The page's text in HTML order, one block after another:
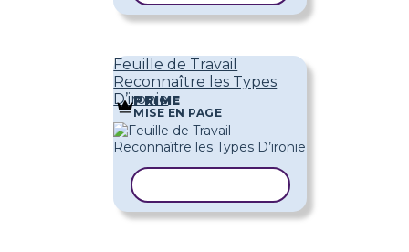
Feuille de Travail
Reconnaître les Types
D’ironie
PRIME
MISE EN PAGE